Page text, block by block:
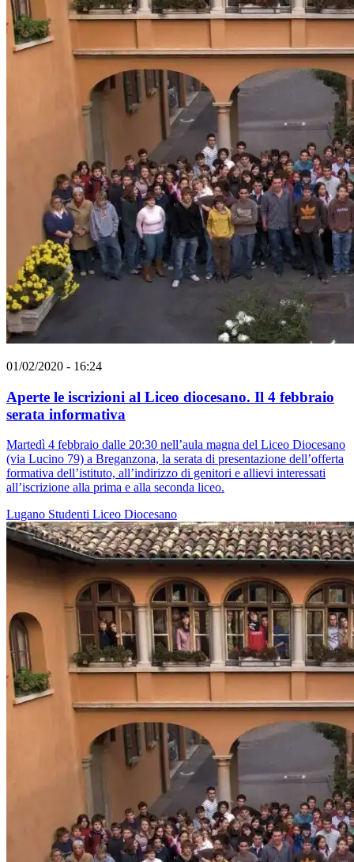
01/02/2020 - 16:24
Aperte le iscrizioni al Liceo diocesano. Il 4 febbraio
serata informativa
Martedì 4 febbraio dalle 20:30 nell’aula magna del Liceo Diocesano
(via Lucino 79) a Breganzona, la serata di presentazione dell’offerta
formativa dell’istituto, all’indirizzo di genitori e allievi interessati
all’iscrizione alla prima e alla seconda liceo.
Lugano Studenti Liceo Diocesano